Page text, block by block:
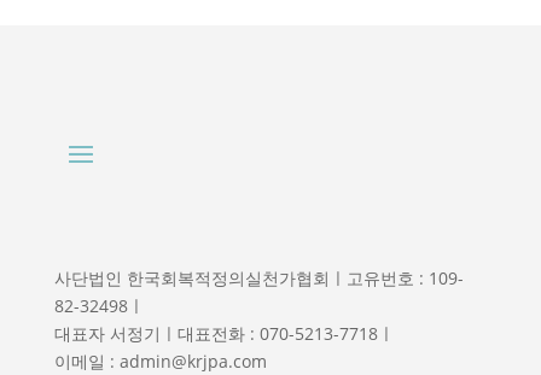
사단법인 한국회복적정의실천가협회ㅣ고유번호 : 109-
82-32498ㅣ
대표자 서정기ㅣ대표전화 : 070-5213-7718ㅣ
이메일 : admin@krjpa.com